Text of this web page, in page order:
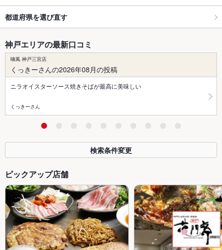
都道府県を選び直す
神戸エリアの最新口コミ
喃風 神戸三宮店
くっきーさんの2026年08月の投稿
ニラオイスターソース焼きそばが最高に美味しい
くっきーさん
検索条件変更
ピックアップ店舗